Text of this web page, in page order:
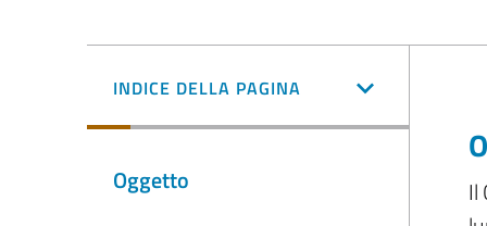
INDICE DELLA PAGINA
Oggetto
Il